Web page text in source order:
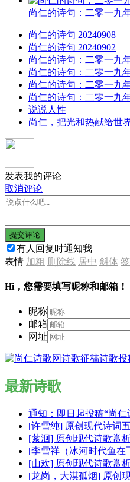
尚仁的诗句：二零一九
尚仁的诗句 20240908
尚仁的诗句 20240902
尚仁的诗句：二零一九
尚仁的诗句：二零一九
尚仁的诗句：二零一九
尚仁的诗句：二零一九
说说人性
尚仁，把光和热献给世
发表我的评论
取消评论
提交评论
有人回复时通知我
表情 加粗 删除线 居中 斜体
Hi，您需要填写昵称和邮箱！
昵称
邮箱
网址
最新诗歌
通知：即日起投稿“尚
[许雪纯] 原创现代诗词
[萦洄] 原创现代诗歌赏
[李雪祥（冰河时代鱼在
[山欢] 原创现代诗歌赏
[龙岗，大漠孤烟] 原创